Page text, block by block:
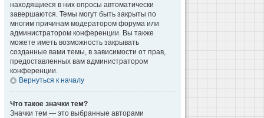
находящиеся в них опросы автоматически
завершаются. Темы могут быть закрыты по
многим причинам модератором форума или
администратором конференции. Вы также
можете иметь возможность закрывать
созданные вами темы, в зависимости от прав,
предоставленных вам администратором
конференции.
Вернуться к началу
Что такое значки тем?
Значки тем — это выбранные авторами